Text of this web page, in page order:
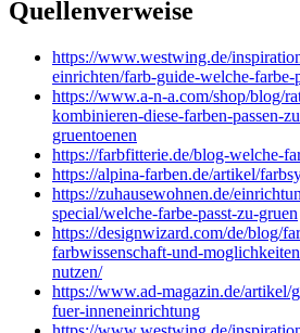
Quellenverweise
https://www.westwing.de/
einrichten/farb-guide-welche-farbe-
https://www.a-n-a.com/shop/blog/
kombinieren-diese-farben-passen-
gruentoenen
https://farbfitterie.de/blog-welche-
https://alpina-farben.de/artikel/
https://zuhausewohnen.de/
special/welche-farbe-passt-zu-gruen
https://designwizard.com/de/blog/
farbwissenschaft-und-
nutzen/
https://www.ad-magazin.de/artikel/
fuer-inneneinrichtung